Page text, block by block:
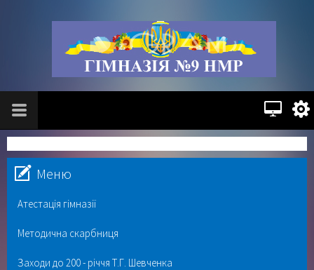
Меню
Атестація гімназії
Методична скарбниця
Заходи до 200 - річчя Т.Г. Шевченка